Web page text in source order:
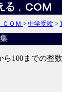
ＣＯＭ > 中学受験 >
ら100までの整